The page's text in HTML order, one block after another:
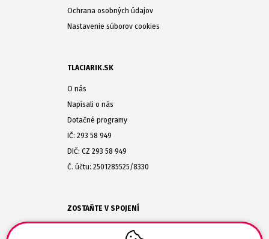
Ochrana osobných údajov
Nastavenie súborov cookies
TLACIARIK.SK
O nás
Napísali o nás
Dotačné programy
IČ: 293 58 949
DIČ: CZ 293 58 949
Č. účtu: 2501285525/8330
ZOSTAŇTE V SPOJENÍ
(+420) 608-477-864